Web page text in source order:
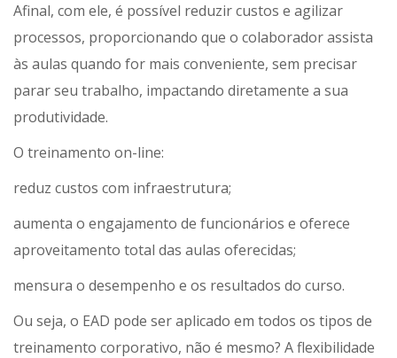
Afinal, com ele, é possível reduzir custos e agilizar
processos, proporcionando que o colaborador assista
às aulas quando for mais conveniente, sem precisar
parar seu trabalho, impactando diretamente a sua
produtividade.
O treinamento on-line:
reduz custos com infraestrutura;
aumenta o engajamento de funcionários e oferece
aproveitamento total das aulas oferecidas;
mensura o desempenho e os resultados do curso.
Ou seja, o EAD pode ser aplicado em todos os tipos de
treinamento corporativo, não é mesmo? A flexibilidade